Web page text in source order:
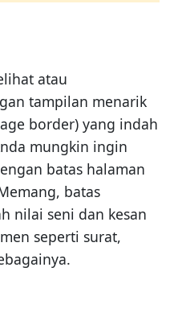
atau
tampilan menarik
border) yang indah
mungkin ingin
batas halaman
batas
nilai seni dan kesan
seperti surat,